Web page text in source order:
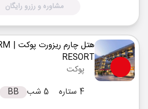
مشاوره و رزرو رایگان
هتل چارم ریزورت پوکت
RESORT
پوکت
4 ستاره
5 شب
BB